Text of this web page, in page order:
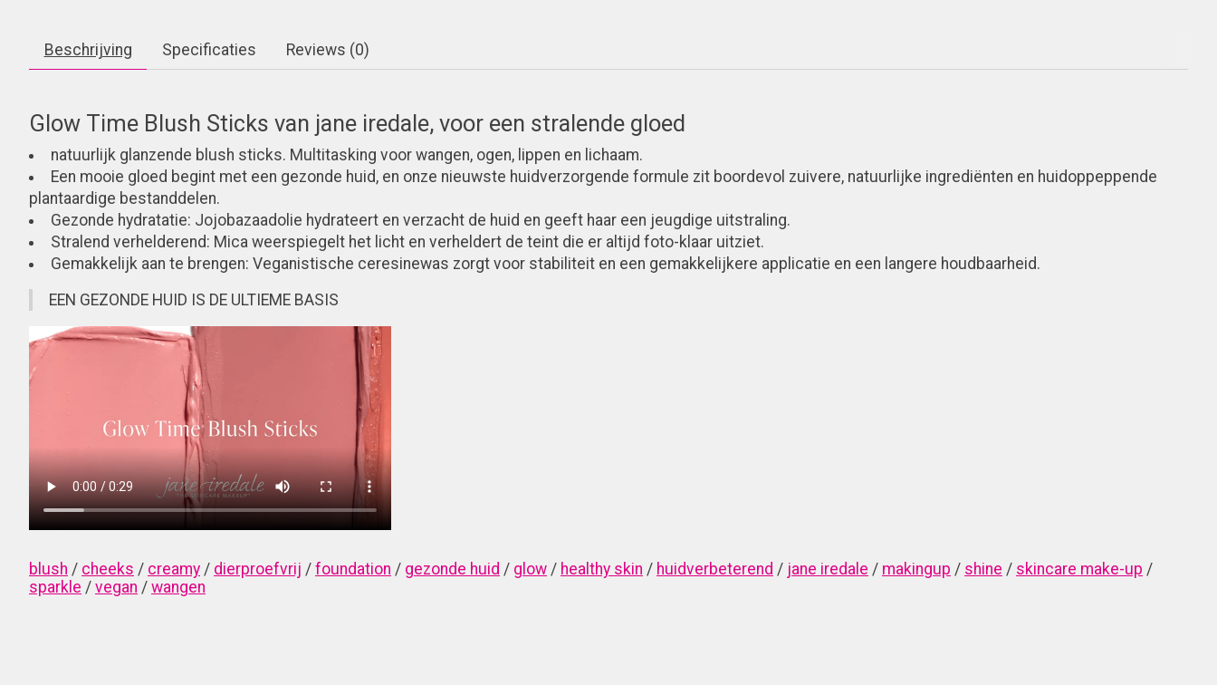
Beschrijving Specificaties Reviews (0)
Glow Time Blush Sticks van jane iredale, voor een stralende gloed
natuurlijk glanzende blush sticks. Multitasking voor wangen, ogen, lippen en lichaam.
Een mooie gloed begint met een gezonde huid, en onze nieuwste huidverzorgende formule zit boordevol zuivere, natuurlijke ingrediënten en huidoppeppende
plantaardige bestanddelen.
Gezonde hydratatie: Jojobazaadolie hydrateert en verzacht de huid en geeft haar een jeugdige uitstraling.
Stralend verhelderend: Mica weerspiegelt het licht en verheldert de teint die er altijd foto-klaar uitziet.
Gemakkelijk aan te brengen: Veganistische ceresinewas zorgt voor stabiliteit en een gemakkelijkere applicatie en een langere houdbaarheid.
EEN GEZONDE HUID IS DE ULTIEME BASIS
blush / cheeks / creamy / dierproefvrij / foundation / gezonde huid / glow / healthy skin / huidverbeterend / jane iredale / makingup / shine / skincare make-up /
sparkle / vegan / wangen